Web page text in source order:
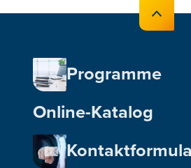
Programme
Online-Katalog